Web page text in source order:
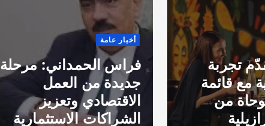
تجربة
مع قائمة
من
أخبار عامة
فراس الحمداني: مرحلة
جديدة من العمل
الاقتصادي وتعزيز
الشراكات الاستثمارية